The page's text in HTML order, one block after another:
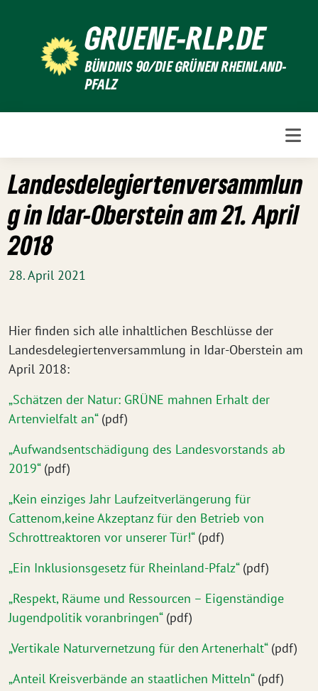
GRUENE-RLP.DE
BÜNDNIS 90/DIE GRÜNEN RHEINLAND-
PFALZ
Landesdelegiertenversammlun
g in Idar-Oberstein am 21. April
2018
28. April 2021
Hier finden sich alle inhaltlichen Beschlüsse der
Landesdelegiertenversammlung in Idar-Oberstein am
April 2018:
„Schätzen der Natur: GRÜNE mahnen Erhalt der
Artenvielfalt an“(pdf)
„Aufwandsentschädigung des Landesvorstands ab
2019“(pdf)
„Kein einziges Jahr Laufzeitverlängerung für
Cattenom,keine Akzeptanz für den Betrieb von
Schrottreaktoren vor unserer Tür!“(pdf)
„Ein Inklusionsgesetz für Rheinland-Pfalz“(pdf)
„Respekt, Räume und Ressourcen – Eigenständige
Jugendpolitik voranbringen“(pdf)
„Vertikale Naturvernetzung für den Artenerhalt“(pdf)
„Anteil Kreisverbände an staatlichen Mitteln“(pdf)